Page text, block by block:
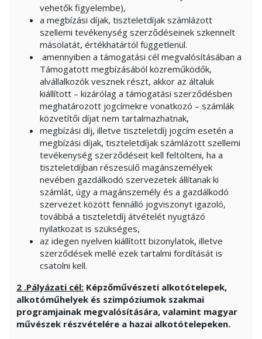
vehetők figyelembe),
a megbízási díjak, tiszteletdíjak számlázott
szellemi tevékenység szerződéseinek szkennelt
másolatát, értékhatártól függetlenül.
amennyiben a támogatási cél megvalósításában a
Támogatott megbízásából közreműködők,
alvállalkozók vesznek részt, akkor az általuk
kiállított – kizárólag a támogatási szerződésben
meghatározott jogcímekre vonatkozó – számlák
közvetítői díjat nem tartalmazhatnak,
megbízási díj, illetve tiszteletdíj jogcím esetén a
megbízási díjak, tiszteletdíjak számlázott szellemi
tevékenység szerződéseit kell feltölteni, ha a
tiszteletdíjban részesülő magánszemélyek
nevében gazdálkodó szervezetek állítanak ki
számlát, úgy a magánszemély és a gazdálkodó
szervezet között fennálló jogviszonyt igazoló,
továbbá a tiszteletdíj átvételét nyugtázó
nyilatkozat is szükséges,
az idegen nyelven kiállított bizonylatok, illetve
szerződések mellé ezek tartalmi fordítását is
csatolni kell.
2 .Pályázati cél: Képzőművészeti alkotótelepek,
alkotóműhelyek és szimpóziumok szakmai
programjainak megvalósítására, valamint magyar
művészek részvételére a hazai alkotótelepeken.